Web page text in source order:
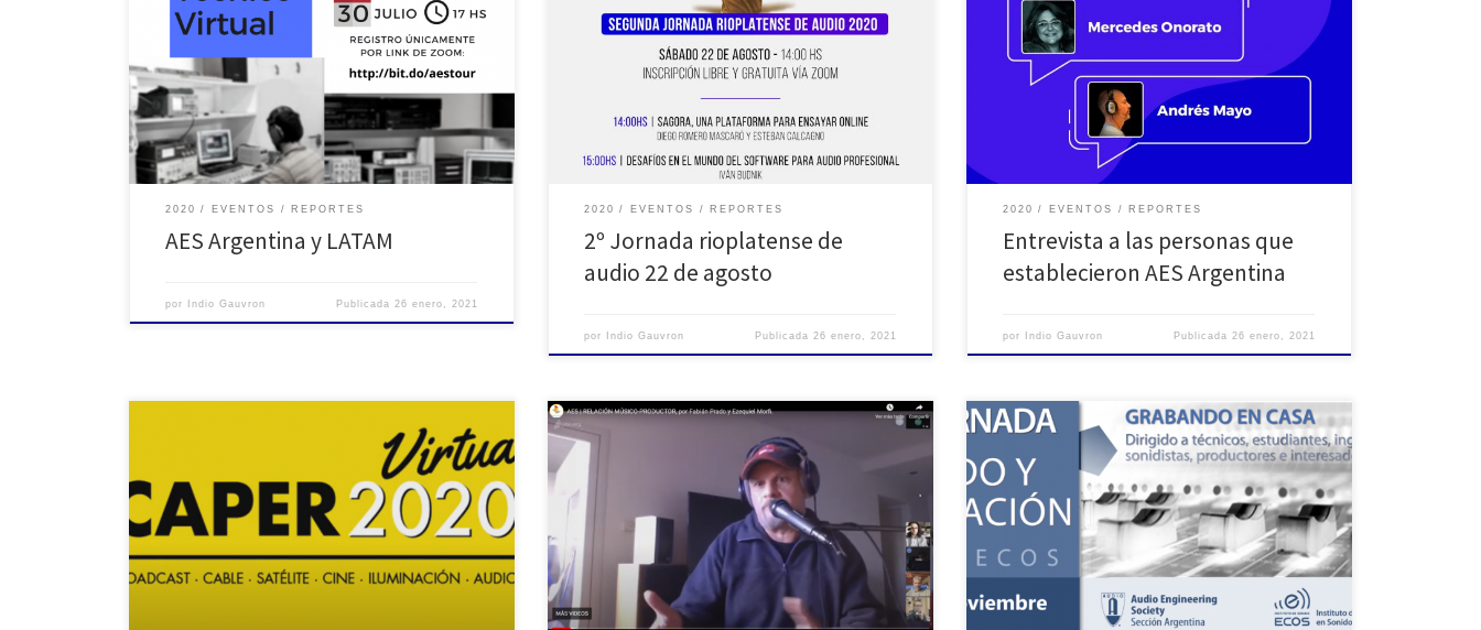
Jueves visita virtual a las instalaciones de Solidyne
Solidyne 30 de Julio Jueves visita virtual a las
instalaciones de Solidyne. El evento será en vivo por la
plataforma Zoom. Exclusivo para miembros AES.
2020 EVENTOS REPORTES
AES Argentina y LATAM
por Indio Gauvron Publicada 26 enero, 2021
2020 EVENTOS REPORTES
2º Jornada rioplatense de
audio 22 de agosto
por Indio Gauvron Publicada 26 enero, 2021
canal de YouTube, se transmitió la entrevista con
Mercedes Onorato y Andrés Mayo, dos de las personas
más significativas en la historia de AES Argentina.
Participaron además Cesar Lamschtein (VP América
Latina) y Ramón Gallo (otro de los fundadores),
contando la […]
2020 EVENTOS REPORTES
Entrevista a las personas que
establecieron AES Argentina
por Indio Gauvron Publicada 26 enero, 2021
Caper Show 2020 se desarrolló entre el 19 y el 30 de
octubre y ofreció un total de 22 actividades en vivo y
dos pregrabadas, entre mesas redondas, master
classes y conferencias. Nuestra sección participócon la
disertación de Néstor Stazzoni con la MASTER CLASS
AES ARGENTINA: “Sonido en vivo, del […]
14 de Julio AES Argentina participó en este encuentro
virtual de Estudio Urbano con la: Maratón de charlas de
producción musical: Preproducción, por Fabián Prado
Relación #músico – #productor, por Fabián Prado y
Ezequiel Morfi La producción musical en los entornos
profesional y semiprofesional, por Fabián Prado,
Ezequiel Morfi y […]
“Grabando en casa”, 10 de noviembre El 2020 será
recordado como el año que modificó la estructura de
trabajo de nuestra profesión debido a la pandemia
que todos conocemos. Además de quedar en
evidencia la precariedad del rubro, debemos tomar
conciencia en la manera que tenemos de realizar